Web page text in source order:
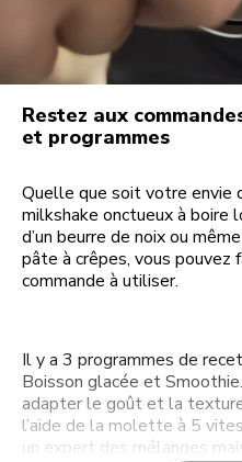
Restez aux
et programmes
Quelle que soit votre envie
milkshake onctueux à boire
d’un beurre de noix ou
pâte à crêpes, vous pouvez
commande à utiliser.
Il y a 3 programmes de
Boisson glacée et
adapter le goût et la
l’aide de la molette à 5
un expert des mélanges